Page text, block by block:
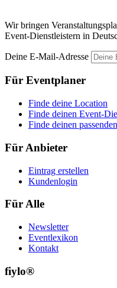
Wir bringen
Event-Dienstleistern in
Deine E-Mail-Adresse
Für Eventplaner
Finde deine Location
Finde deinen Event-
Finde deinen
Für Anbieter
Eintrag erstellen
Kundenlogin
Für Alle
Newsletter
Eventlexikon
Kontakt
fiylo®